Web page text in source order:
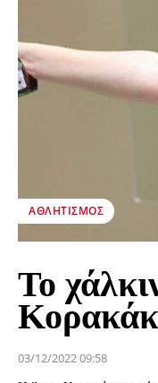
ΑΘΛΗΤΙΣΜΌΣ
Το
03/12/2022 09:58